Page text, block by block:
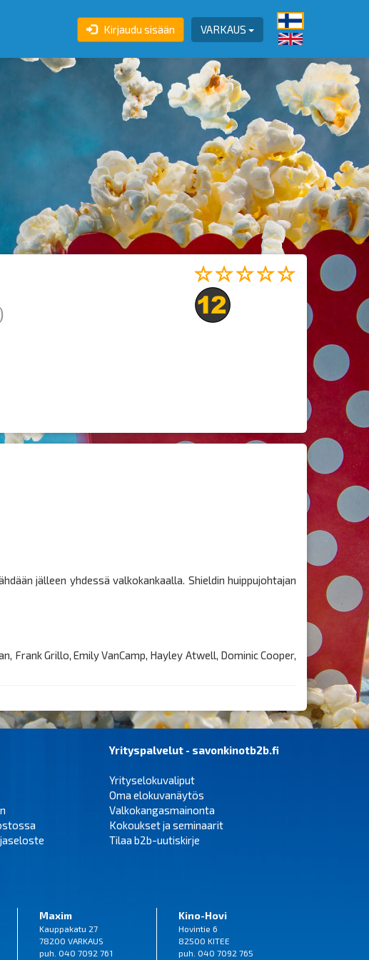
VARKAUS
Kirjaudu sisään
jälleen yhdessä valkokankaalla. Shieldin huippujohtajan
Frank Grillo, Emily VanCamp, Hayley Atwell, Dominic Cooper,
Yrityspalvelut - savonkinotb2b.fi
Yrityselokuvaliput
Oma elokuvanäytös
Valkokangasmainonta
Kokoukset ja seminaarit
Tilaa b2b-uutiskirje
Maxim
Kauppakatu 27
78200 VARKAUS
puh. 040 7092 761
Kino-Hovi
Hovintie 6
82500 KITEE
puh. 040 7092 765